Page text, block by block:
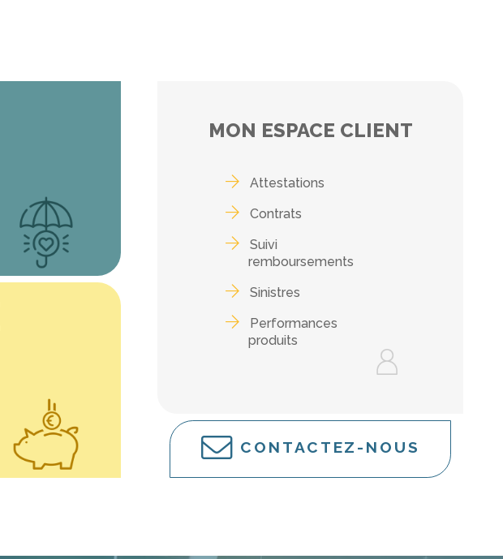
MON ESPACE CLIENT
Attestations
Contrats
Suivi
remboursements
Sinistres
Performances
produits
CONTACTEZ-NOUS